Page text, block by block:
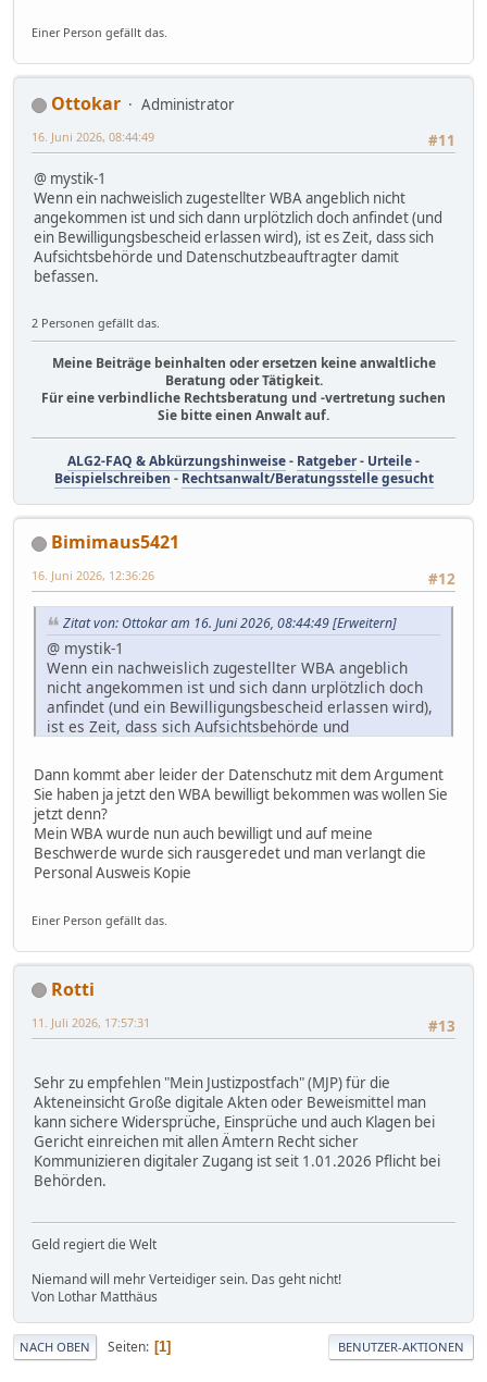
Einer Person gefällt das.
Ottokar
Administrator
#11
16. Juni 2026, 08:44:49
@ mystik-1
Wenn ein nachweislich zugestellter WBA angeblich nicht
angekommen ist und sich dann urplötzlich doch anfindet (und
ein Bewilligungsbescheid erlassen wird), ist es Zeit, dass sich
Aufsichtsbehörde und Datenschutzbeauftragter damit
befassen.
2 Personen gefällt das.
Meine Beiträge beinhalten oder ersetzen keine anwaltliche
Beratung oder Tätigkeit.
Für eine verbindliche Rechtsberatung und -vertretung suchen
Sie bitte einen Anwalt auf.
ALG2-FAQ & Abkürzungshinweise- Ratgeber- Urteile-
Beispielschreiben - Rechtsanwalt/Beratungsstelle gesucht
Bimimaus5421
#12
16. Juni 2026, 12:36:26
Zitat von: Ottokar am 16. Juni 2026, 08:44:49[Erweitern]
@ mystik-1
Wenn ein nachweislich zugestellter WBA angeblich
nicht angekommen ist und sich dann urplötzlich doch
anfindet (und ein Bewilligungsbescheid erlassen wird),
ist es Zeit, dass sich Aufsichtsbehörde und
Dann kommt aber leider der Datenschutz mit dem Argument
Sie haben ja jetzt den WBA bewilligt bekommen was wollen Sie
jetzt denn?
Mein WBA wurde nun auch bewilligt und auf meine
Beschwerde wurde sich rausgeredet und man verlangt die
Personal Ausweis Kopie
Einer Person gefällt das.
Rotti
#13
11. Juli 2026, 17:57:31
Sehr zu empfehlen "Mein Justizpostfach" (MJP) für die
Akteneinsicht Große digitale Akten oder Beweismittel man
kann sichere Widersprüche, Einsprüche und auch Klagen bei
Gericht einreichen mit allen Ämtern Recht sicher
Kommunizieren digitaler Zugang ist seit 1.01.2026 Pflicht bei
Behörden.
Geld regiert die Welt
Niemand will mehr Verteidiger sein. Das geht nicht!
Von Lothar Matthäus
NACH OBEN Seiten 1 BENUTZER-AKTIONEN